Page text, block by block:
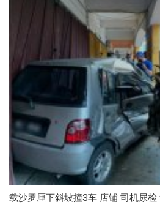
载沙罗厘下斜坡撞3车 店铺 司机尿检